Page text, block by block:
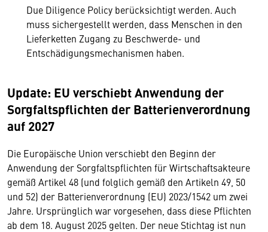
Due Diligence Policy berücksichtigt werden. Auch
muss sichergestellt werden, dass Menschen in den
Lieferketten Zugang zu Beschwerde- und
Entschädigungsmechanismen haben.
Update: EU verschiebt Anwendung der
Sorgfaltspflichten der Batterienverordnung
auf 2027
Die Europäische Union verschiebt den Beginn der
Anwendung der Sorgfaltspflichten für Wirtschaftsakteure
gemäß Artikel 48 (und folglich gemäß den Artikeln 49, 50
und 52) der Batterienverordnung (EU) 2023/1542 um zwei
Jahre. Ursprünglich war vorgesehen, dass diese Pflichten
ab dem 18. August 2025 gelten. Der neue Stichtag ist nun